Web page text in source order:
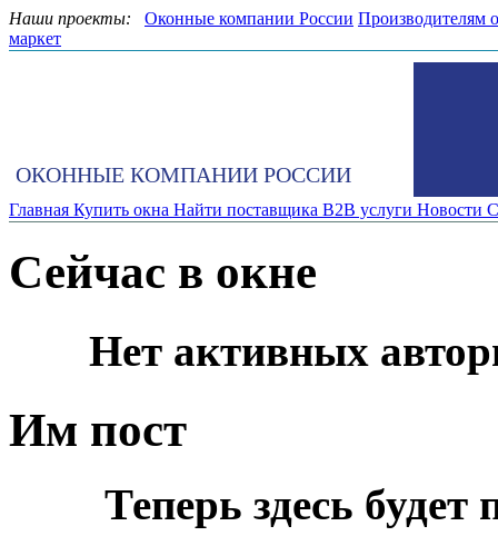
Наши проекты: Оконные компании России Производителям
маркет
ОКОННЫЕ КОМПАНИИ РОССИИ
Главная Купить окна Найти поставщика B2B услуги Новости
Сейчас в окне
Нет активных
Им пост
Теперь здесь будет